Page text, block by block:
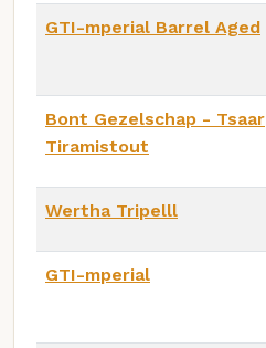
GTI-mperial Barrel Aged
Bont Gezelschap - Tsaar
Tiramistout
Wertha Tripelll
GTI-mperial